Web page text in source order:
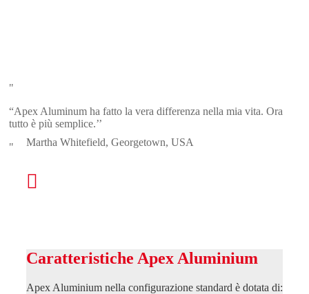
“Apex Aluminum ha fatto la vera differenza nella mia vita. Ora
tutto è più semplice.’’
Martha Whitefield, Georgetown, USA
Caratteristiche Apex Aluminium
Apex Aluminium nella configurazione standard è dotata di: